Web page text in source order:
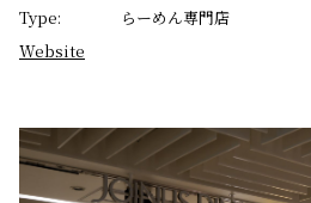
Type:
らーめん専門店
Website